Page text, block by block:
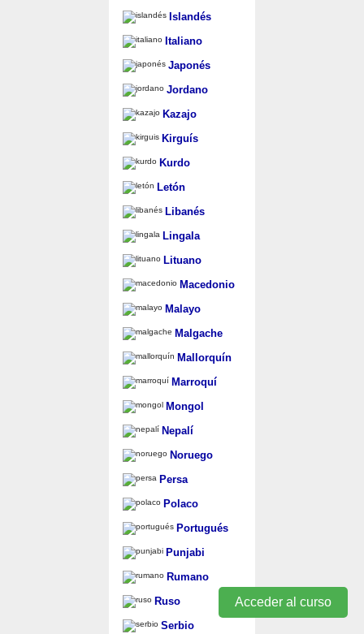
Acceder al curso
Islandés
Italiano
Japonés
Jordano
Kazajo
Kirguís
Kurdo
Letón
Libanés
Lingala
Lituano
Macedonio
Malayo
Malgache
Mallorquín
Marroquí
Mongol
Nepalí
Noruego
Persa
Polaco
Portugués
Punjabi
Rumano
Ruso
Serbio